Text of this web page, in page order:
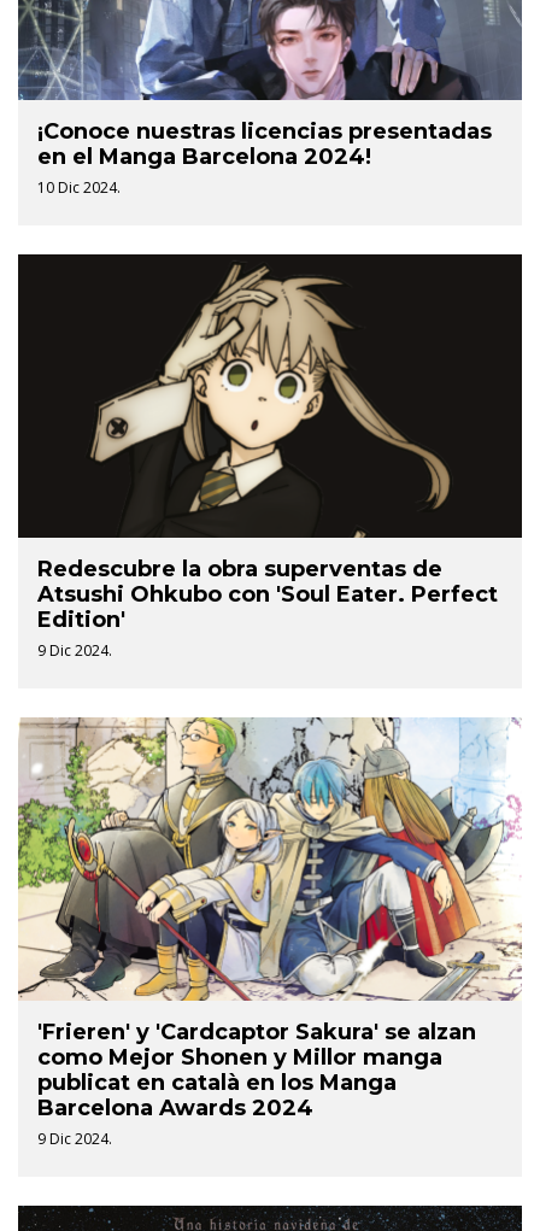
¡Conoce nuestras licencias presentadas
en el Manga Barcelona 2024!
10 Dic 2024.
Redescubre la obra superventas de
Atsushi Ohkubo con 'Soul Eater. Perfect
Edition'
9 Dic 2024.
'Frieren' y 'Cardcaptor Sakura' se alzan
como Mejor Shonen y Millor manga
publicat en català en los Manga
Barcelona Awards 2024
9 Dic 2024.